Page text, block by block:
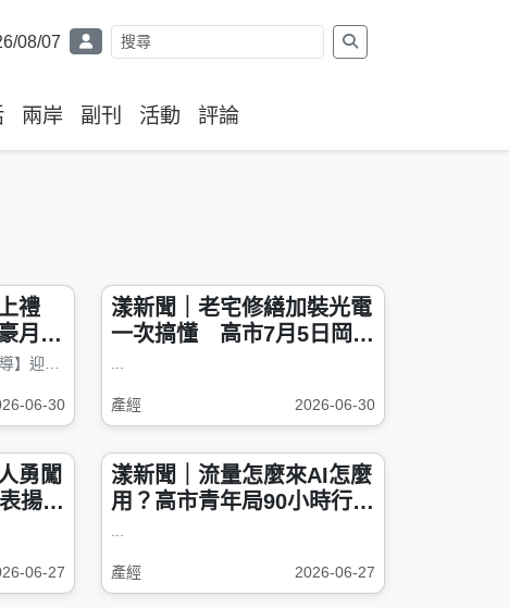
08/07
兩岸 副刊 活動 評論
禮
月禮
06-30
漾新聞｜老宅修繕加裝光電
一次搞懂 高市7月5日岡山
產經 2026-06-30
勇闖
揚
06-27
漾新聞｜流量怎麼來AI怎麼
用？高市青年局90小時行銷
產經 2026-06-27